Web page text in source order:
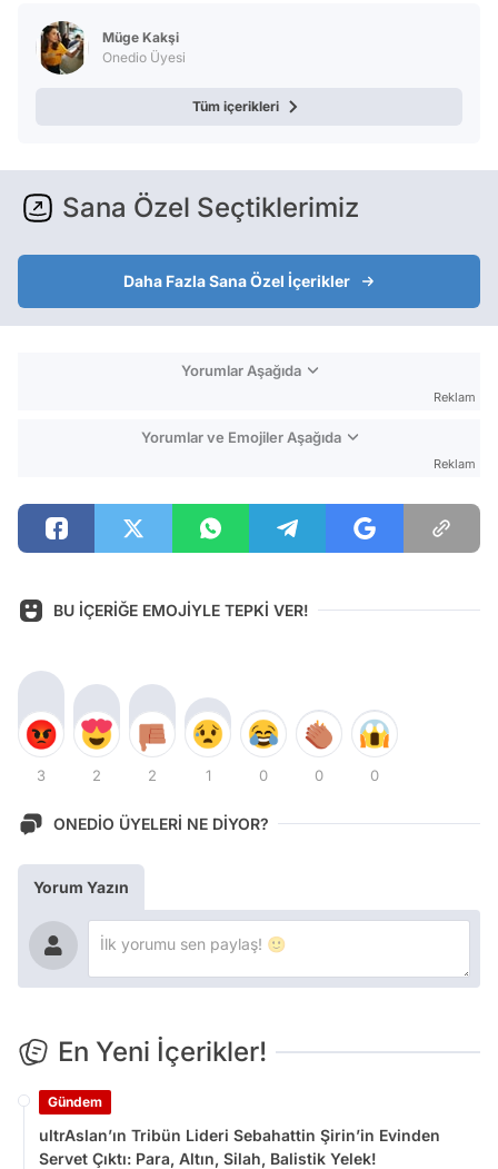
Müge Kakşi
Onedio Üyesi
Tüm içerikleri
Sana Özel Seçtiklerimiz
Daha Fazla Sana Özel İçerikler
Yorumlar Aşağıda
Reklam
Yorumlar ve Emojiler Aşağıda
Reklam
BU İÇERİĞE EMOJİYLE TEPKİ VER!
3 2 2 1 0 0 0
ONEDİO ÜYELERİ NE DİYOR?
Yorum Yazın
En Yeni İçerikler!
Gündem
ultrAslan’ın Tribün Lideri Sebahattin Şirin’in Evinden
Servet Çıktı: Para, Altın, Silah, Balistik Yelek!